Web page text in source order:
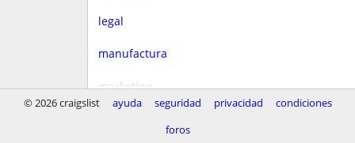
legal
manufactura
marketing
© 2026 craigslist ayuda seguridad privacidad
condiciones
foros